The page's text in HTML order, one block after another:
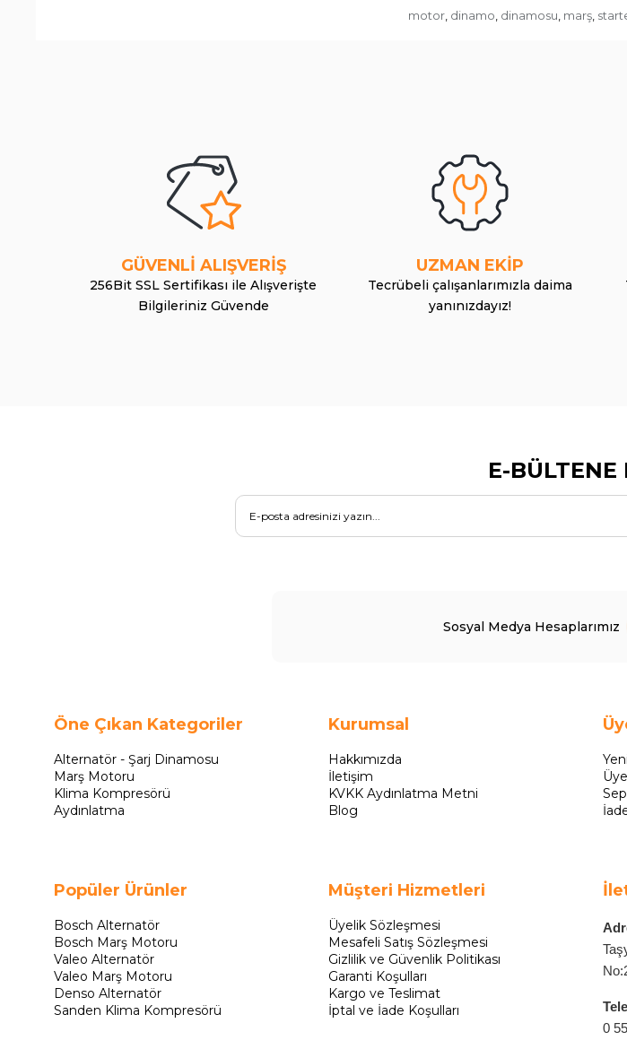
motor, dinamo, dinamosu, marş,
GÜVENLİ ALIŞVERİŞ
256Bit SSL Sertifikası ile Alışverişte
Bilgileriniz Güvende
UZMAN EKİP
Tecrübeli çalışanlarımızla daima
yanınızdayız!
E-BÜLTENE
Sosyal Medya Hesaplarımız
Öne Çıkan Kategoriler
Alternatör - Şarj Dinamosu
Marş Motoru
Klima Kompresörü
Aydınlatma
Popüler Ürünler
Bosch Alternatör
Bosch Marş Motoru
Valeo Alternatör
Valeo Marş Motoru
Denso Alternatör
Sanden Klima Kompresörü
Kurumsal
Hakkımızda
İletişim
KVKK Aydınlatma Metni
Blog
Müşteri Hizmetleri
Üyelik Sözleşmesi
Mesafeli Satış Sözleşmesi
Gizlilik ve Güvenlik Politikası
Garanti Koşulları
Kargo ve Teslimat
İptal ve İade Koşulları
0